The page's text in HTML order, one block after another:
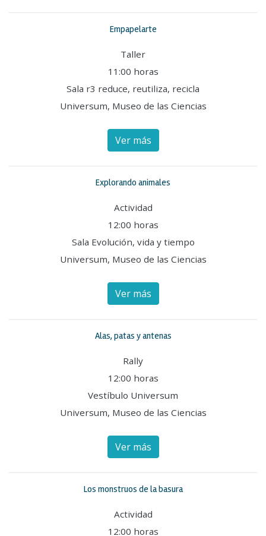
Empapelarte
Taller
11:00 horas
Sala r3 reduce, reutiliza, recicla
Universum, Museo de las Ciencias
Ver más
Explorando animales
Actividad
12:00 horas
Sala Evolución, vida y tiempo
Universum, Museo de las Ciencias
Ver más
Alas, patas y antenas
Rally
12:00 horas
Vestíbulo Universum
Universum, Museo de las Ciencias
Ver más
Los monstruos de la basura
Actividad
12:00 horas